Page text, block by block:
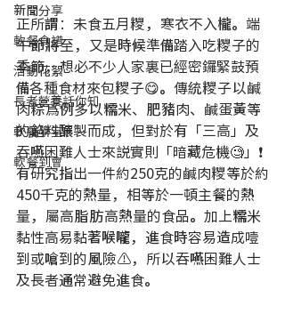
新聞分享
軟餐食譜
活動花絮
長者營養話你知
軟餐學堂
軟餐到會
正所謂：未食五月糭，寒衣不入櫳。端
午節將至，又是時候準備踏入吃糭子的
季節，想必不少人家裏已經密鑼緊鼓預
備各種食材來包糭子😋。傳統糭子以鹹
肉粽爲例多以糯米、肥豬肉、鹹蛋黃等
的餡料釀製而成，但對於有「三高」及
吞嚥困難人士來説實則「暗藏危機🧐」❗
有研究指出一件約250克的鹹肉糭等於約
450千克的熱量，相等於一頓主餐的熱
量，屬高脂肪高熱量的食品。加上糯米
黏性高易黏著喉嚨，進食時容易造成噎
到或嗆到的風險⚠，所以吞嚥困難人士
及長者通常避免進食。